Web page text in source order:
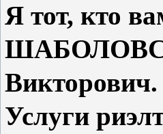
Я тот, кто
Викторович.
Услуги